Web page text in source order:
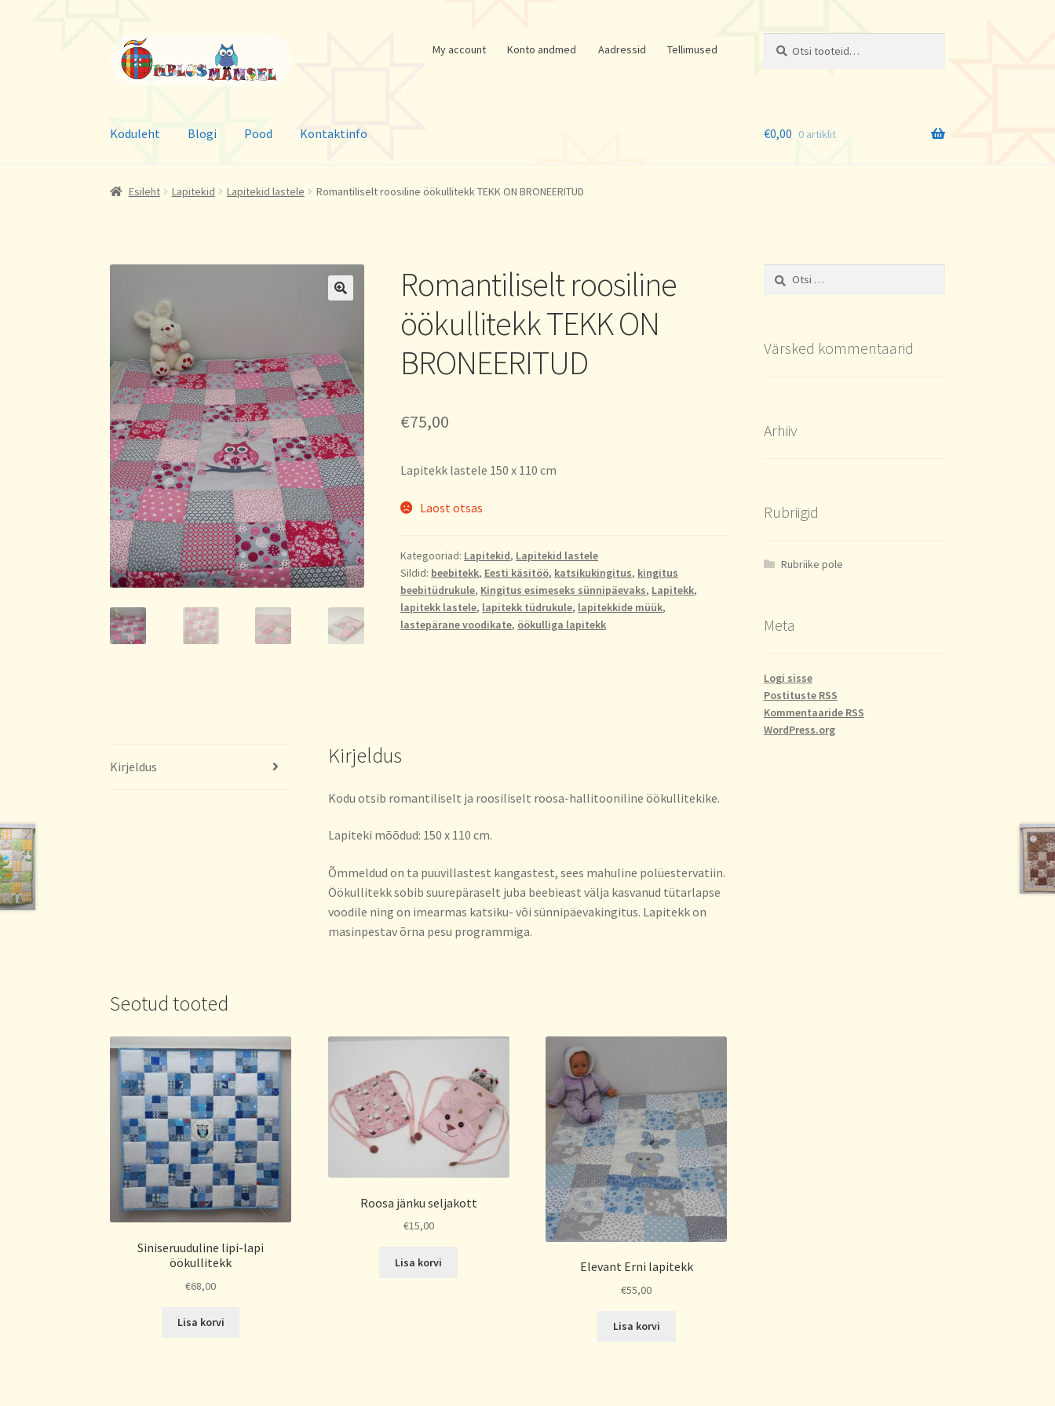
Liigu
navigeerimisele
Liigu
sisu
juurde
My account Konto andmed Aadressid Tellimused
Koduleht Blogi Pood Kontaktinfo €0,00 0 artiklit
Esileht Lapitekid Lapitekid lastele Romantiliselt roosiline öökullitekk TEKK ON BRONEERITUD
Romantiliselt roosiline
öökullitekk TEKK ON
BRONEERITUD
€75,00
Lapitekk lastele 150 x 110 cm
Laost otsas
Kategooriad: Lapitekid, Lapitekid lastele
Sildid: beebitekk, Eesti käsitöö, katsikukingitus, kingitus
beebitüdrukule, Kingitus esimeseks sünnipäevaks, Lapitekk,
lapitekk lastele, lapitekk tüdrukule, lapitekkide müük,
lastepärane voodikate, öökulliga lapitekk
Kirjeldus Kirjeldus
Kodu otsib romantiliselt ja roosiliselt roosa-hallitooniline öökullitekike.
Lapiteki mõõdud: 150 x 110 cm.
Õmmeldud on ta puuvillastest kangastest, sees mahuline polüestervatiin.
Öökullitekk sobib suurepäraselt juba beebieast välja kasvanud tütarlapse
voodile ning on imearmas katsiku- või sünnipäevakingitus. Lapitekk on
masinpestav õrna pesu programmiga.
Seotud tooted
Siniseruuduline lipi-lapi
öökullitekk
€68,00
Lisa korvi
Roosa jänku seljakott
€15,00
Lisa korvi Elevant Erni lapitekk
€55,00
Lisa korvi
Otsi:
Värsked kommentaarid
Arhiiv
Rubriigid
Rubriike pole
Meta
Logi sisse
Postituste RSS
Kommentaaride RSS
WordPress.org